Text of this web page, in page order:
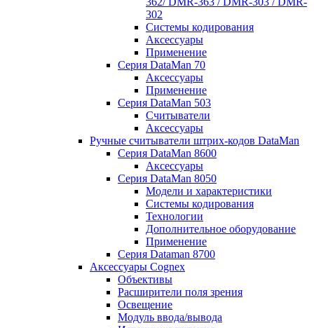
302
Системы кодирования
Аксессуары
Применение
Серия DataMan 70
Аксессуары
Применение
Серия DataMan 503
Считыватели
Аксессуары
Ручные считыватели штрих-кодов DataMan
Серия DataMan 8600
Аксессуары
Серия DataMan 8050
Модели и характеристики
Системы кодирования
Технологии
Дополнительное оборудование
Применение
Серия Dataman 8700
Аксессуары Cognex
Объективы
Расширители поля зрения
Освещение
Модуль ввода/вывода